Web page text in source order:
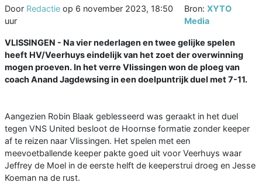
Door Redactie op 6 november 2023, 18:50
uur
Bron:XYTO
Media
VLISSINGEN - Na vier nederlagen en twee gelijke spelen
heeft HV/Veerhuys eindelijk van het zoet der overwinning
mogen proeven. In het verre Vlissingen won de ploeg van
coach Anand Jagdewsing in een doelpuntrijk duel met 7-11.
Aangezien Robin Blaak geblesseerd was geraakt in het duel
tegen VNS United besloot de Hoornse formatie zonder keeper
af te reizen naar Vlissingen. Het spelen met een
meevoetballende keeper pakte goed uit voor Veerhuys waar
Jeffrey de Moel in de eerste helft de keeperstrui droeg en Jesse
Koeman na de rust.